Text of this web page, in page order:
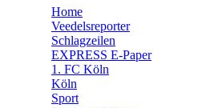
🛒 Shoppingwelt
Home
Veedelsreporter
Schlagzeilen
EXPRESS E-Paper
1. FC Köln
Köln
Sport